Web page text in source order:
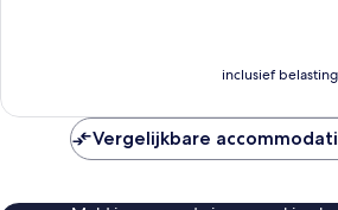
inclusief
Vergelijkbare